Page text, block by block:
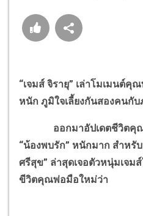
“เจมส์ จิรายุ” เล่าโมเมนต์
หนัก ภูมิใจเลี้ยงกันสองคนกับ
ออกมาอัปเดตชีวิตคุ
“น้องพบรัก” หนักมาก สำหรั
ศรีสุข” ล่าสุดเจอตัวหนุ่มเจมส์
ขีวิตคุณพ่อมือใหม่ว่า